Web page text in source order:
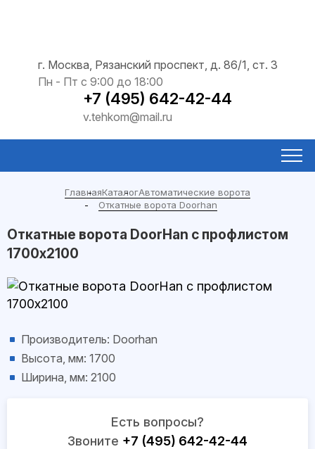
г. Москва, Рязанский проспект, д. 86/1, ст. 3
Пн - Пт с 9:00 до 18:00
+7 (495) 642-42-44
v.tehkom@mail.ru
ГлавнаяКаталогАвтоматические ворота
Откатные ворота Doorhan
Откатные ворота DoorHan с профлистом
1700x2100
Производитель: Doorhan
Высота, мм: 1700
Ширина, мм: 2100
Есть вопросы?
Звоните +7 (495) 642-42-44